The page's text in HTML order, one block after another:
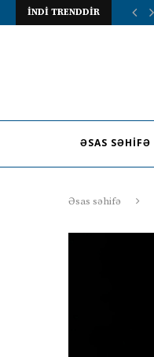
İNDİ TRENDDİR
ƏSAS SƏHIFƏ
Əsas səhifə